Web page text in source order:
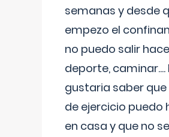
semanas y desde
empezo el
no puedo salir
deporte, caminar....
gustaria saber
de ejercicio puedo
en casa y que no